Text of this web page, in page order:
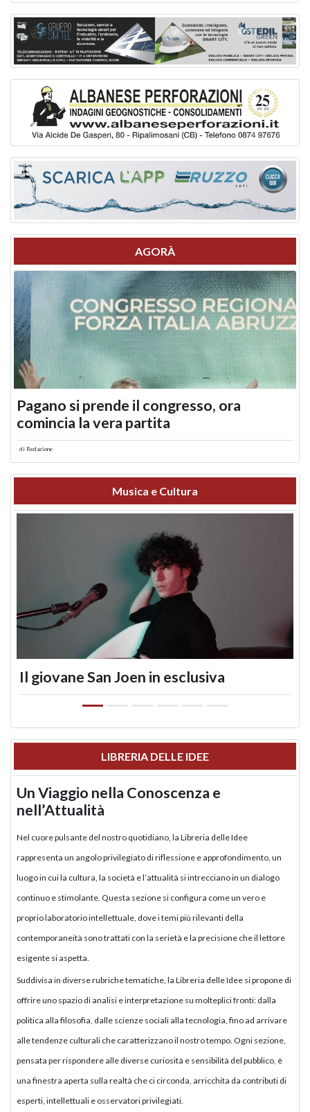
AGORÀ
Pagano si prende il congresso, ora
comincia la vera partita
di Redazione
Musica e Cultura
Il giovane San Joen in esclusiva
LIBRERIA DELLE IDEE
Un Viaggio nella Conoscenza e
nell’Attualità
Nel cuore pulsante del nostro quotidiano, la Libreria delle Idee
rappresenta un angolo privilegiato di riflessione e approfondimento, un
luogo in cui la cultura, la società e l’attualità si intrecciano in un dialogo
continuo e stimolante. Questa sezione si configura come un vero e
proprio laboratorio intellettuale, dove i temi più rilevanti della
contemporaneità sono trattati con la serietà e la precisione che il lettore
esigente si aspetta.
Suddivisa in diverse rubriche tematiche, la Libreria delle Idee si propone di
offrire uno spazio di analisi e interpretazione su molteplici fronti: dalla
politica alla filosofia, dalle scienze sociali alla tecnologia, fino ad arrivare
alle tendenze culturali che caratterizzano il nostro tempo. Ogni sezione,
pensata per rispondere alle diverse curiosità e sensibilità del pubblico, è
una finestra aperta sulla realtà che ci circonda, arricchita da contributi di
esperti, intellettuali e osservatori privilegiati.